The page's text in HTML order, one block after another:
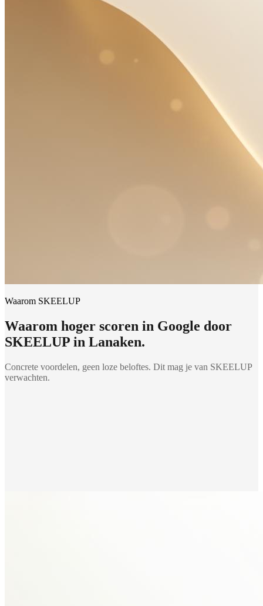
Waarom SKEELUP
Waarom hoger scoren in Google door
SKEELUP in Lanaken.
Concrete voordelen, geen loze beloftes. Dit mag je van SKEELUP
verwachten.